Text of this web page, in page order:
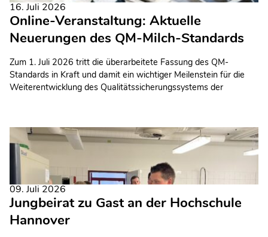
16. Juli 2026
Online-Veranstaltung: Aktuelle
Neuerungen des QM-Milch-Standards
Zum 1. Juli 2026 tritt die überarbeitete Fassung des QM-
Standards in Kraft und damit ein wichtiger Meilenstein für die
Weiterentwicklung des Qualitätssicherungssystems der
09. Juli 2026
Jungbeirat zu Gast an der Hochschule
Hannover